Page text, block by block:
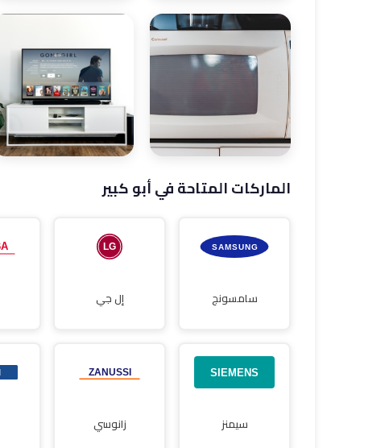
صيانة ثلاجات صيانة غسالات
أطباق
الماركات المتاحة في أبو كبير
سامسونج إل جي
سيمنز زانوسي